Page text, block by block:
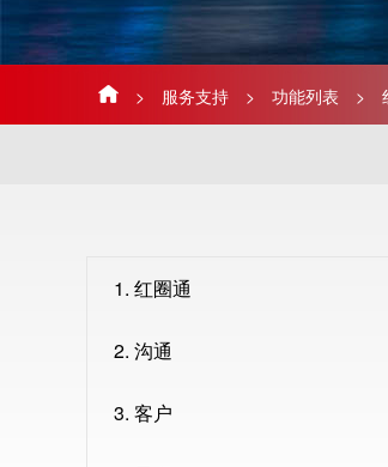
> 服务支持 > 功能列表 >
1. 红圈通
2. 沟通
3. 客户